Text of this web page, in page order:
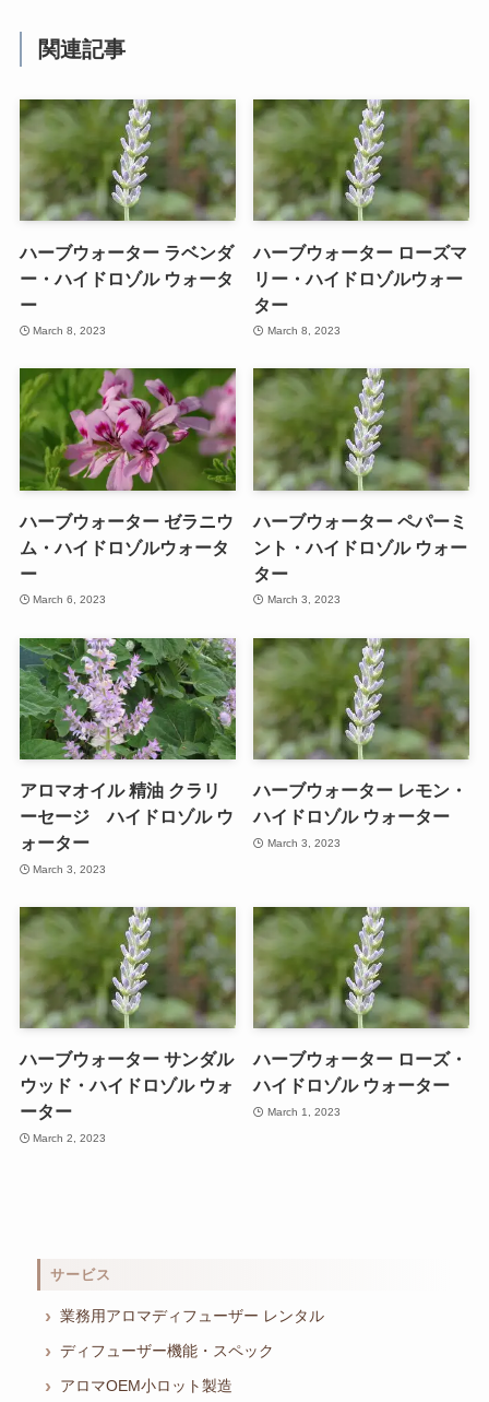
関連記事
ハーブウォーター ラベンダ
ー・ハイドロゾル ウォータ
ー
March 8, 2023
ハーブウォーター ローズマ
リー・ハイドロゾルウォー
ター
March 8, 2023
ハーブウォーター ゼラニウ
ム・ハイドロゾルウォータ
ー
March 6, 2023
ハーブウォーター ペパーミ
ント・ハイドロゾル ウォー
ター
March 3, 2023
アロマオイル 精油 クラリ
ーセージ ハイドロゾル ウ
ォーター
March 3, 2023
ハーブウォーター レモン・
ハイドロゾル ウォーター
March 3, 2023
ハーブウォーター サンダル
ウッド・ハイドロゾル ウォ
ーター
March 2, 2023
ハーブウォーター ローズ・
ハイドロゾル ウォーター
March 1, 2023
サービス
業務用アロマディフューザー レンタル
ディフューザー機能・スペック
アロマOEM小ロット製造